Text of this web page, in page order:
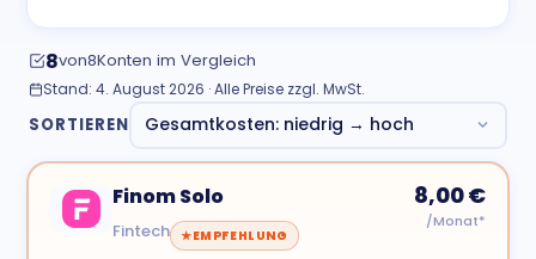
8von8Konten im Vergleich
Stand: 4. August 2026 · Alle Preise zzgl. MwSt.
SORTIEREN Gesamtkosten: niedrig → hoch
Finom Solo
Fintech EMPFEHLUNG
8,00 €
/Monat*